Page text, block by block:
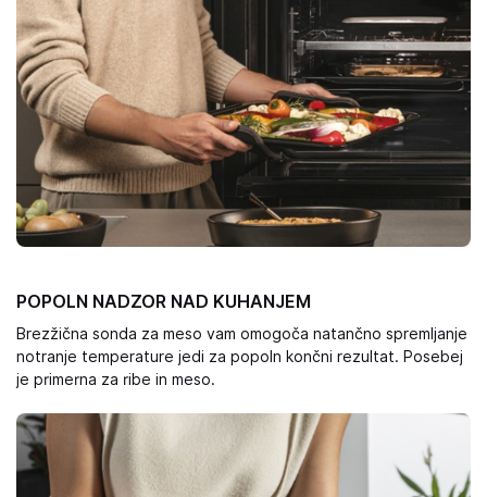
POPOLN NADZOR NAD KUHANJEM
Brezžična sonda za meso vam omogoča natančno spremljanje
notranje temperature jedi za popoln končni rezultat. Posebej
je primerna za ribe in meso.